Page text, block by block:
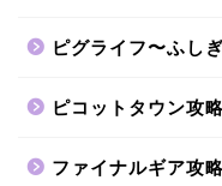
ピグライフ〜ふし
ピコットタウン攻略
ファイナルギア攻略